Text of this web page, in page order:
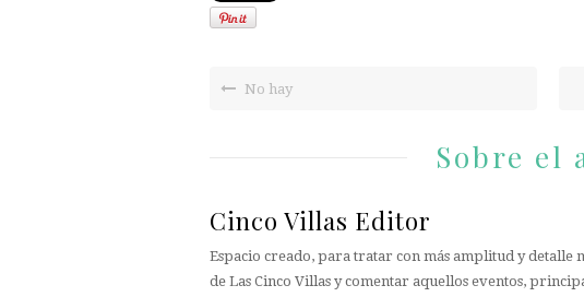
No hay
Sobre el
Cinco Villas Editor
Espacio creado, para tratar con más amplitud y detalle
de Las Cinco Villas y comentar aquellos eventos,